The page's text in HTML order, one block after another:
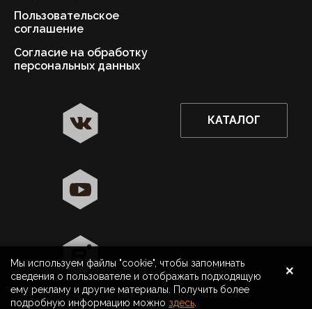
8 800 500 40 40 Москва
Да
Поиск
Пользовательское
соглашение
Согласие на обработку
персональных данных
КАТАЛОГ
Мы используем файлы "cookie", чтобы запоминать
сведения о пользователе и отображать подходящую
ему рекламу и другие материалы. Получить более
подробную информацию можно здесь
×